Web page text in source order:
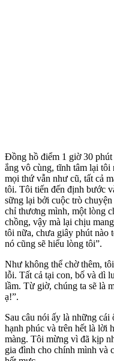
Đồng hồ điểm 1 giờ 30
ắng vô cùng, tĩnh tâm lại tôi
mọi thứ vẫn như cũ, tất cả
tôi. Tôi tiến đến định bước
sững lại bởi cuộc trò
chỉ thương mình, một lòng
chồng, vậy mà lại chịu
tôi nữa, chưa giây phút nào
nó cũng sẽ hiểu lòng tôi”.
Như không thể chờ thêm,
lỗi. Tất cả tại con, bố và dì
lầm. Từ giờ, chúng ta sẽ là
ạ!”.
Sau câu nói ấy là những
hạnh phúc và trên hết là lời
màng. Tôi mừng vì đã kịp
gia đình cho chính mình và